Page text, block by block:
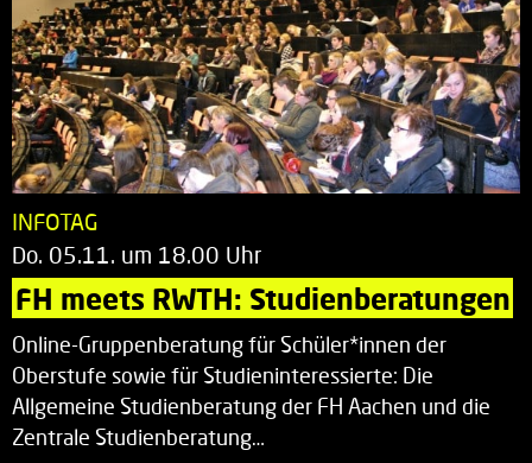
INFOTAG
Do. 05.11. um 18.00 Uhr
FH meets RWTH: Studienberatungen
Online-Gruppenberatung für Schüler*innen der
Oberstufe sowie für Studieninteressierte: Die
Allgemeine Studienberatung der FH Aachen und die
Zentrale Studienberatung…